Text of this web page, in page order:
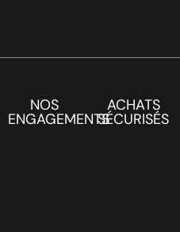
NOS
ENGAGEMENTS
ACHATS
SÉCURISÉS